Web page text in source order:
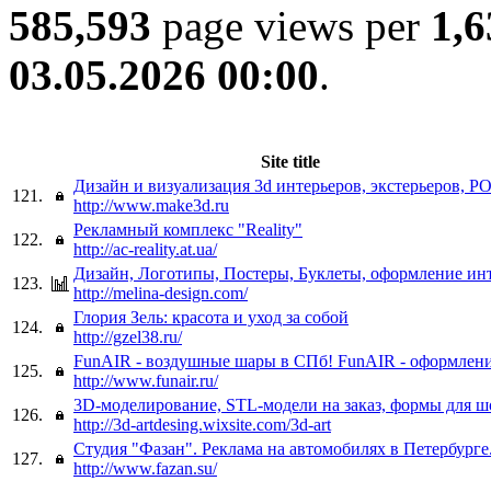
585,593 page views per
03.05.2026 00:00.
Site title
121.
Дизайн и визуализация 3d интерьеров, экстерьеров,
http://www.make3d.ru
122.
Рекламный комплекс "Reality"
http://ac-reality.at.ua/
123.
Дизайн, Логотипы, Постеры, Буклеты, оформление
http://melina-design.com/
124.
Глория Зель: красота и уход за собой
http://gzel38.ru/
125.
FunAIR - воздушные шары в СПб! FunAIR -
http://www.funair.ru/
126.
3D-моделирование, STL-модели на заказ, формы для
http://3d-artdesing.wixsite.com/3d-art
127.
Студия "Фазан". Реклама на автомобилях в
http://www.fazan.su/